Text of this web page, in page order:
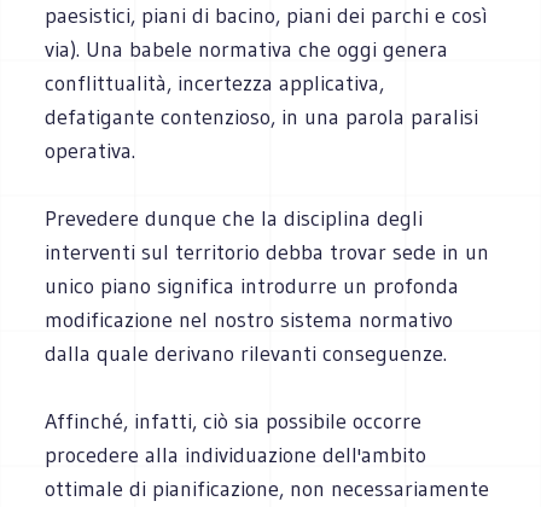
paesistici, piani di bacino, piani dei parchi e così
via). Una babele normativa che oggi genera
conflittualità, incertezza applicativa,
defatigante contenzioso, in una parola paralisi
operativa.
Prevedere dunque che la disciplina degli
interventi sul territorio debba trovar sede in un
unico piano significa introdurre un profonda
modificazione nel nostro sistema normativo
dalla quale derivano rilevanti conseguenze.
Affinché, infatti, ciò sia possibile occorre
procedere alla individuazione dell'ambito
ottimale di pianificazione, non necessariamente